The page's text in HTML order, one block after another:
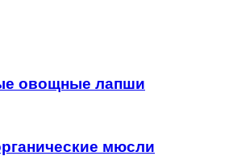
овощные лапши
мюсли